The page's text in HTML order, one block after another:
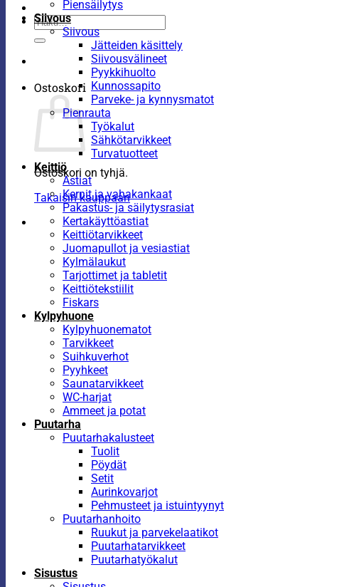
Etsi:
Ostoskori
Ostoskori on tyhjä.
Takaisin kauppaan
Piensäilytys
Siivous
Siivous
Jätteiden käsittely
Siivousvälineet
Pyykkihuolto
Kunnossapito
Parveke- ja kynnysmatot
Pienrauta
Työkalut
Sähkötarvikkeet
Turvatuotteet
Keittiö
Astiat
Kernit ja vahakankaat
Pakastus- ja säilytysrasiat
Kertakäyttöastiat
Keittiötarvikkeet
Juomapullot ja vesiastiat
Kylmälaukut
Tarjottimet ja tabletit
Keittiötekstiilit
Fiskars
Kylpyhuone
Kylpyhuonematot
Tarvikkeet
Suihkuverhot
Pyyhkeet
Saunatarvikkeet
WC-harjat
Ammeet ja potat
Puutarha
Puutarhakalusteet
Tuolit
Pöydät
Setit
Aurinkovarjot
Pehmusteet ja istuintyynyt
Puutarhanhoito
Ruukut ja parvekelaatikot
Puutarhatarvikkeet
Puutarhatyökalut
Sisustus